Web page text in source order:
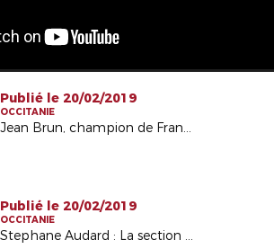
Publié le 20/02/2019
OCCITANIE
Jean Brun, champion de France Unss avec Déodat de Severac
Publié le 20/02/2019
OCCITANIE
Stephane Audard : La section Déodat de Séverac championne de France